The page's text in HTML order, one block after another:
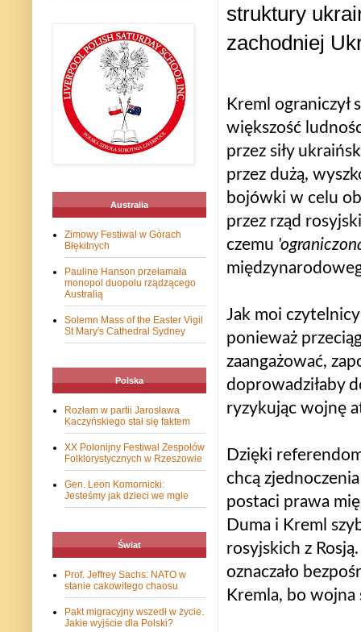
struktury
zachodniej
Kreml
większość
przez siły
przez dużą,
bojówki w celu
przez rząd
czemu
Jak moi
ponieważ
zaangażować,
doprowadziłaby
ryzykując wojnę
Dzięki
chcą
postaci prawa
Duma i Kreml
rosyjskich z Rosją.
oznaczało
Kremla, bo wojna
Australia
Zimowy Festiwal w Górach
Błękitnych
Pauline Hanson przełamała
monopol duopolu rządzącego
Australią
Solemn Mass of the Easter Vigil
St Mary's Cathedral Sydney
Polska
Rozłam w partii Jarosława
Kaczyńskiego stał się faktem
XX Polonijny Festiwal Zespołów
Folklorystycznych w Rzeszowie
Gen. Leon Komornicki:
Jesteśmy jak dzieci we mgle
Świat
Prof. Jeffrey Sachs: NATO w
stanie cakowitego chaosu
Pakt migracyjny wszedł w życie.
Jakie wyjście dla Polski?